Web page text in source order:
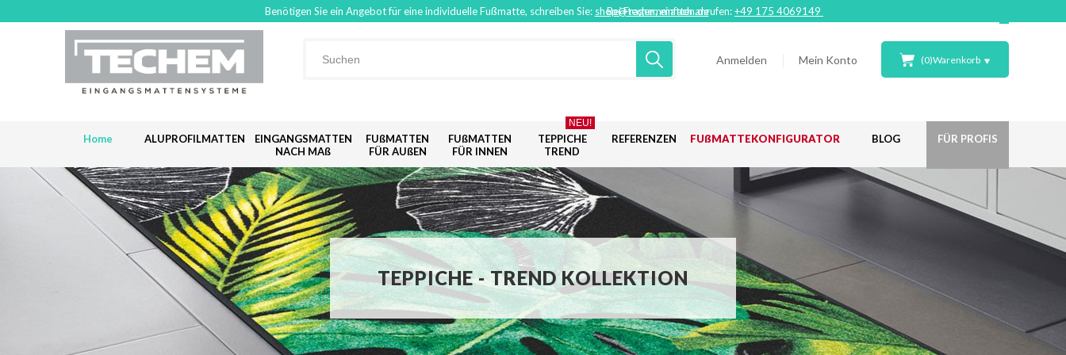
Benötigen Sie ein Angebot für eine individuelle Fußmatte, schreiben Sie: shop@techemmatten.de
Bei Fragen, einfach anrufen:+49 175 4069149
Anmelden Mein Konto (0)Warenkorb
Home ALUPROFILMATTEN
EINGANGSMATTEN
NACH MAß
FUßMATTEN
FÜR AUßEN
FUßMATTEN
FÜR INNEN
TEPPICHE
TREND
NEU!
REFERENZEN FUßMATTEKONFIGURATOR BLOG FÜR PROFIS
TEPPICHE - TREND KOLLEKTION